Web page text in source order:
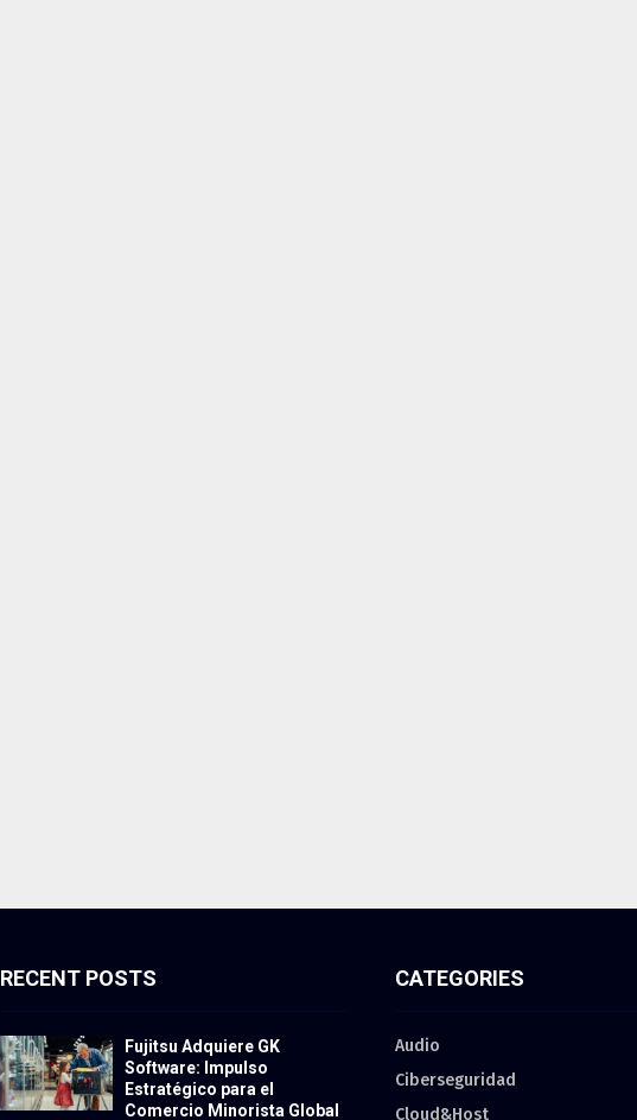
RECENT POSTS
Fujitsu Adquiere GK
Software: Impulso
Estratégico para el
Comercio Minorista Global
CATEGORIES
Audio
Ciberseguridad
Cloud&Host